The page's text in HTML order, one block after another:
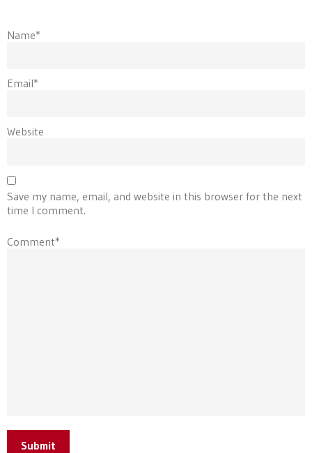
Name*
Email*
Website
Save my name, email, and website in this browser for the next
time I comment.
Comment*
Submit